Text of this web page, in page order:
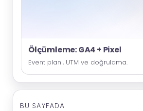
Ölçümleme: GA4 + Pixel
Event planı, UTM ve doğrulama.
BU SAYFADA